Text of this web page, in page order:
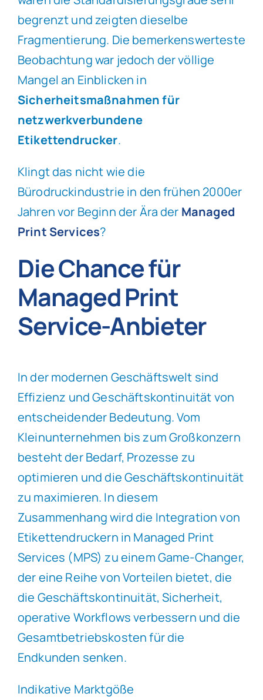
begrenzt und zeigten dieselbe
Fragmentierung. Die bemerkenswerteste
Beobachtung war jedoch der völlige
Mangel an Einblicken in
Sicherheitsmaßnahmen für
netzwerkverbundene
Etikettendrucker.
Klingt das nicht wie die
Bürodruckindustrie in den frühen 2000er
Jahren vor Beginn der Ära der Managed
Print Services?
Die Chance für
Managed Print
Service-Anbieter
In der modernen Geschäftswelt sind
Effizienz und Geschäftskontinuität von
entscheidender Bedeutung. Vom
Kleinunternehmen bis zum Großkonzern
besteht der Bedarf, Prozesse zu
optimieren und die Geschäftskontinuität
zu maximieren. In diesem
Zusammenhang wird die Integration von
Etikettendruckern in Managed Print
Services (MPS) zu einem Game-Changer,
der eine Reihe von Vorteilen bietet, die
die Geschäftskontinuität, Sicherheit,
operative Workflows verbessern und die
Gesamtbetriebskosten für die
Endkunden senken.
Indikative Marktgöße